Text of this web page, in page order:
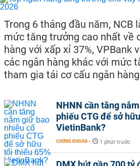
Trong 6 tháng đầu năm, NCB
mức tăng trưởng cao nhất về
hàng với xấp xỉ 37%, VPBank
các ngân hàng khác với mức
tham gia tái cơ cấu ngân
NHNN cần tăng
phiếu CTG để sở
VietinBank?
CHỨNG KHOÁN - 1 phút trước